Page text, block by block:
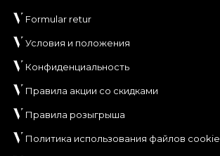
Formular retur
Условия и положения
Конфиденциальность
Правила акции со скидками
Правила розыгрыша
Политика использования файлов cookie